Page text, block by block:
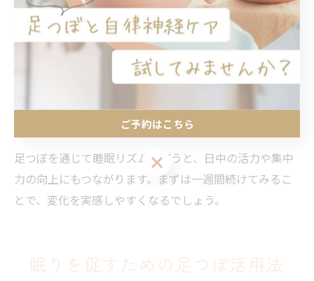
具体的には、「寝る前 足つぼ 効果」を最大限に引き出す
ため、就寝前のルーティンとして足つぼを取り入れるこ
とが重要です。例えば、足裏全体を軽くほぐした後、安
眠に関係するツボを優しく押すことで、心身がリラック
スしやすくなります。足つぼと同時に、深呼吸やストレ
ッチを組み合わせるのも効果的です。
足つぼを通じて睡眠リズムが整うと、日中の活力や集中
力の向上にもつながります。まずは一週間続けてみるこ
とで、変化を実感しやすくなるでしょう。
眠りを促すための足つぼ活用法
ご予約はこちら
ご予約はこちら